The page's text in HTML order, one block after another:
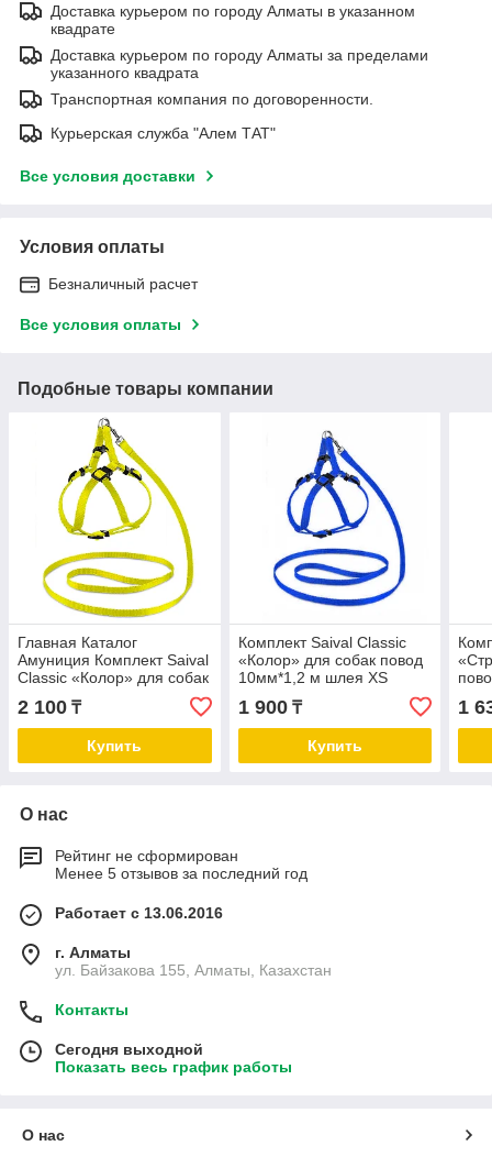
Доставка курьером по городу Алматы в указанном
квадрате
Доставка курьером по городу Алматы за пределами
указанного квадрата
Транспортная компания по договоренности.
Курьерская служба "Алем ТАТ"
Все условия доставки
Условия оплаты
Безналичный расчет
Все условия оплаты
Подобные товары компании
Главная Каталог
Амуниция Комплект Saival
Classic «Колор» для собак
повод 12мм*1,2м. шлейка
12мм S
2 100 ₸
Купить
Комплект Saival Classiс
«Колор» для собак повод
10мм*1,2 м шлея XS
1 900₸
Купить
1
О нас
Рейтинг не сформирован
Менее 5 отзывов за последний год
Работает с 13.06.2016
г. Алматы
ул. Байзакова 155, Алматы, Казахстан
Контакты
Сегодня выходной
Показать весь график работы
О нас